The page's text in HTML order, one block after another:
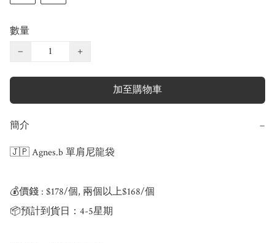
數量
−
+
加至購物車
簡介 −
🇯🇵 Agnes.b 單肩尼龍袋
💰價錢 : $178/個, 兩個以上$168/個
📦預計到貨日：4-5星期